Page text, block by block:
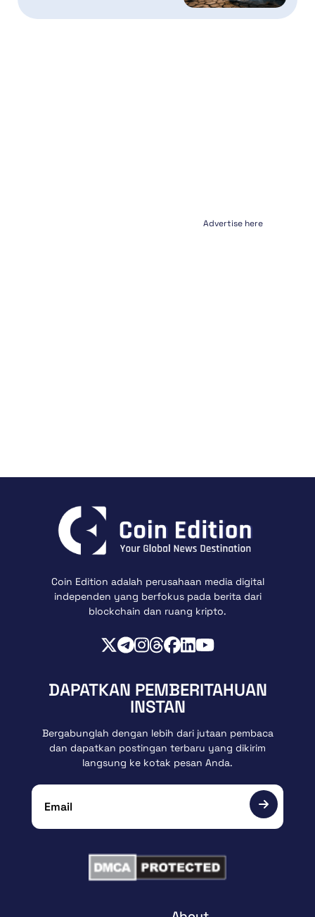
Advertise here
Coin Edition adalah perusahaan media digital
independen yang berfokus pada berita dari
blockchain dan ruang kripto.
DAPATKAN PEMBERITAHUAN
INSTAN
Bergabunglah dengan lebih dari jutaan pembaca
dan dapatkan postingan terbaru yang dikirim
langsung ke kotak pesan Anda.